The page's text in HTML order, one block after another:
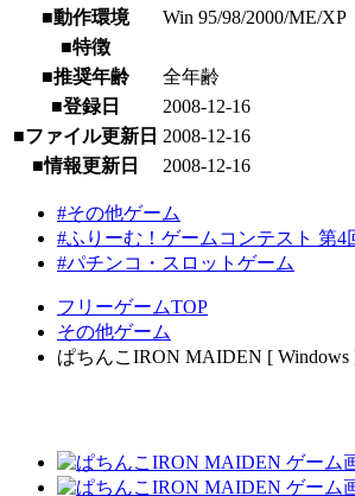
■動作環境
Win 95/98/2000/ME/XP
■特徴
■推奨年齢
全年齢
■登録日
2008-12-16
■ファイル更新日 2008-12-16
■情報更新日
2008-12-16
#その他ゲーム
#ふりーむ！ゲームコンテスト 第4
#パチンコ・スロットゲーム
フリーゲームTOP
その他ゲーム
ぱちんこIRON MAIDEN [ Windows